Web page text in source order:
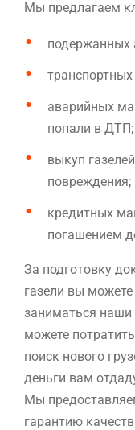
Мы предлагаем
подержанных
аварийных
попали в ДТП;
выкуп
повреждения;
кредитных
погашением
За подготовку
газели вы
заниматься
можете
поиск нового
деньги вам
Мы
гарантию